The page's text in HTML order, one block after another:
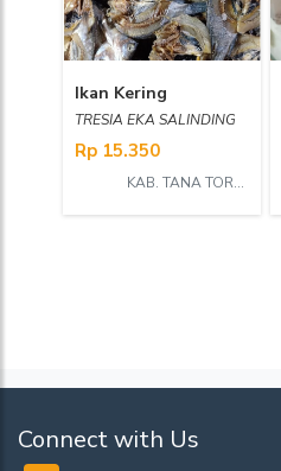
Ikan Kering
TRESIA EKA SALINDING
Rp 15.350
KAB. TANA TORAJA
Connect with Us